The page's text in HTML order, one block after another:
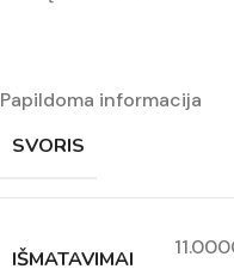
Papildoma informacija
SVORIS
IŠMATAVIMAI